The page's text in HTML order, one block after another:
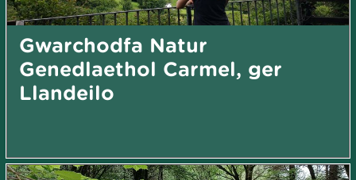
Gwarchodfa Natur
Genedlaethol Carmel, ger
Llandeilo